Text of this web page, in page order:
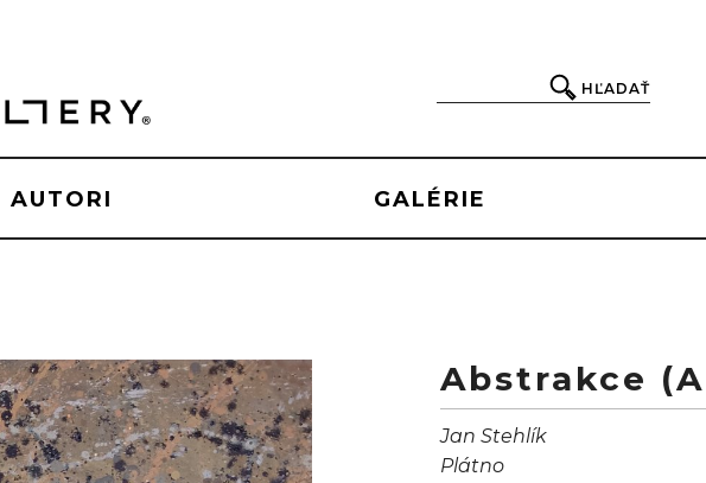
HĽADAŤ
AUTORI GALÉRIE
Abstrakce
Jan Stehlík
Plátno